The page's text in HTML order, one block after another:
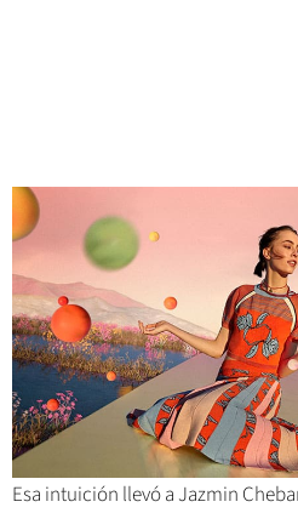
Esa intuición llevó a Jazmin